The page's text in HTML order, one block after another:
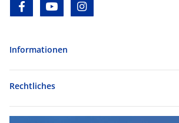
facebookyoutube
Informationen
Rechtliches